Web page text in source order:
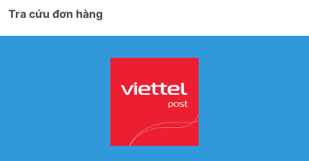
Tra cứu đơn hàng